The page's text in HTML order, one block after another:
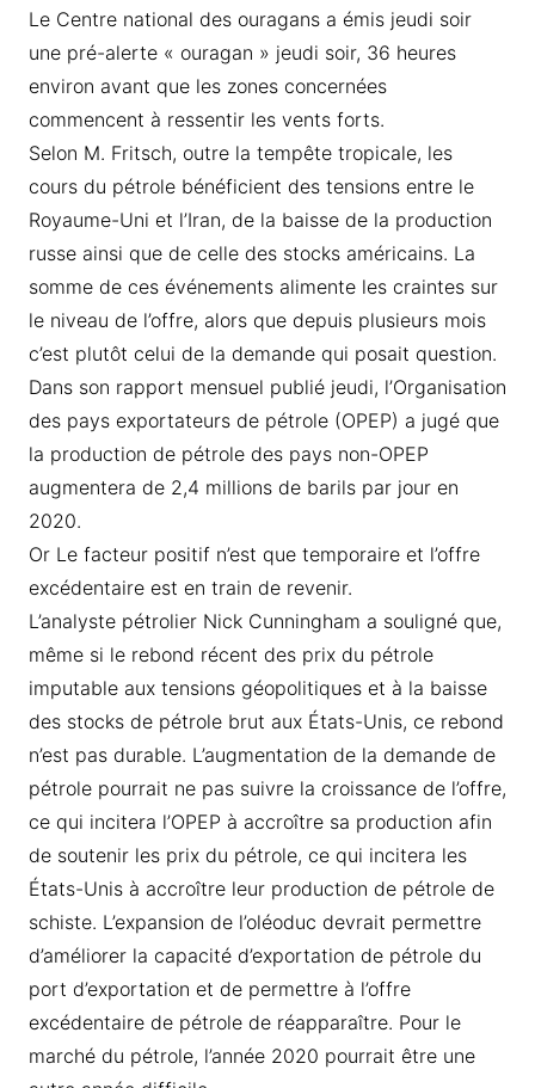
Le Centre national des ouragans a émis jeudi soir
une pré-alerte « ouragan » jeudi soir, 36 heures
environ avant que les zones concernées
commencent à ressentir les vents forts.
Selon M. Fritsch, outre la tempête tropicale, les
cours du pétrole bénéficient des tensions entre le
Royaume-Uni et l’Iran, de la baisse de la production
russe ainsi que de celle des stocks américains. La
somme de ces événements alimente les craintes sur
le niveau de l’offre, alors que depuis plusieurs mois
c’est plutôt celui de la demande qui posait question.
Dans son rapport mensuel publié jeudi, l’Organisation
des pays exportateurs de pétrole (OPEP) a jugé que
la production de pétrole des pays non-OPEP
augmentera de 2,4 millions de barils par jour en
2020.
Or Le facteur positif n’est que temporaire et l’offre
excédentaire est en train de revenir.
L’analyste pétrolier Nick Cunningham a souligné que,
même si le rebond récent des prix du pétrole
imputable aux tensions géopolitiques et à la baisse
des stocks de pétrole brut aux États-Unis, ce rebond
n’est pas durable. L’augmentation de la demande de
pétrole pourrait ne pas suivre la croissance de l’offre,
ce qui incitera l’OPEP à accroître sa production afin
de soutenir les prix du pétrole, ce qui incitera les
États-Unis à accroître leur production de pétrole de
schiste. L’expansion de l’oléoduc devrait permettre
d’améliorer la capacité d’exportation de pétrole du
port d’exportation et de permettre à l’offre
excédentaire de pétrole de réapparaître. Pour le
marché du pétrole, l’année 2020 pourrait être une